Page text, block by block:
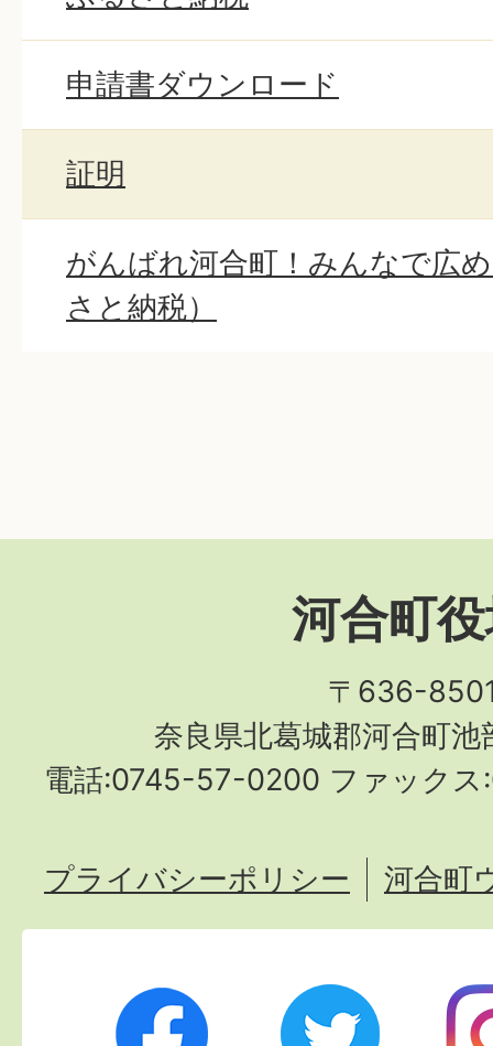
申請書ダウンロード
証明
がんばれ河合町！みんなで広
さと納税）
河合町
〒636-
奈良県北葛城郡河合町池
電話:0745-57-0200 ファック
Facebook Twitter
プライバシーポリシー 河合町